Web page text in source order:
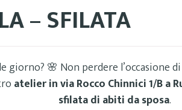
– SFILATA
giorno? 🌸 Non perdere l’occasione di
atelier in via Rocco Chinnici 1/B a
sfilata di abiti da sposa.